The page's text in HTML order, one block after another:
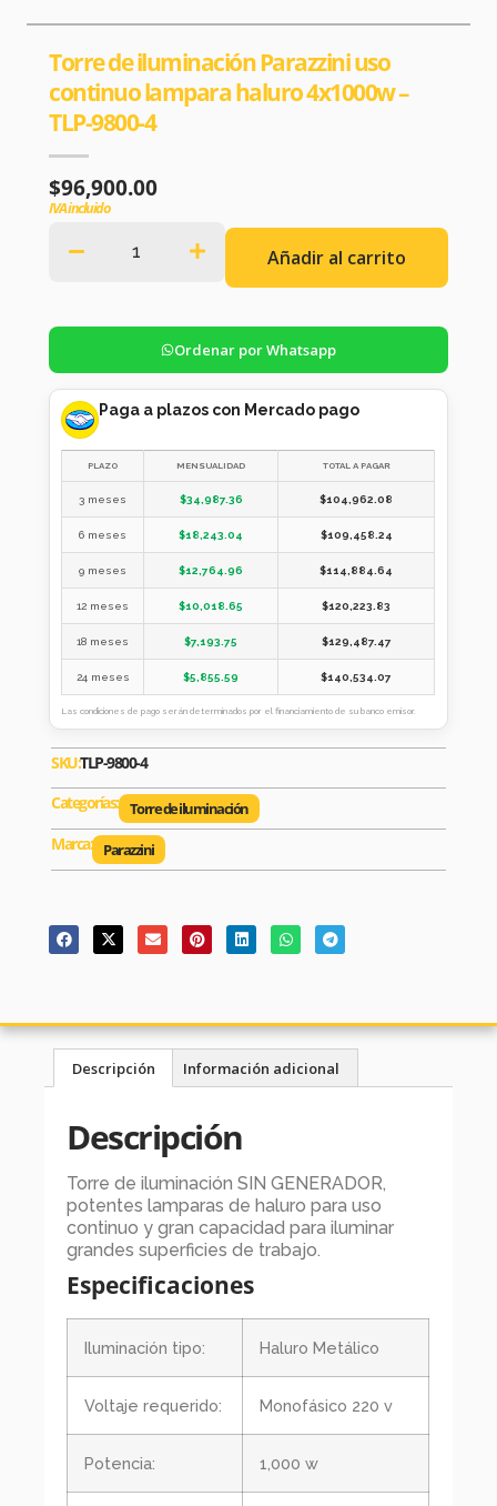
Torre de iluminación Parazzini uso
continuo lampara haluro 4x1000w –
TLP-9800-4
$96,900.00
IVA incluido
Añadir al carrito
Ordenar por Whatsapp
Paga a plazos con Mercado pago
PLAZO MENSUALIDAD TOTAL A PAGAR
3 meses $34,987.36 $104,962.08
6 meses $18,243.04 $109,458.24
9 meses $12,764.96 $114,884.64
12 meses $10,018.65 $120,223.83
18 meses $7,193.75 $129,487.47
24 meses $5,855.59 $140,534.07
Las condiciones de pago serán determinados por el financiamiento de su banco emisor.
SKU:TLP-9800-4
Categorías: Torre de iluminación
Marca: Parazzini
Descripción Información adicional
Descripción
Torre de iluminación SIN GENERADOR,
potentes lamparas de haluro para uso
continuo y gran capacidad para iluminar
grandes superficies de trabajo.
Especificaciones
Iluminación tipo: Haluro Metálico
Voltaje requerido: Monofásico 220 v
Potencia: 1,000 w